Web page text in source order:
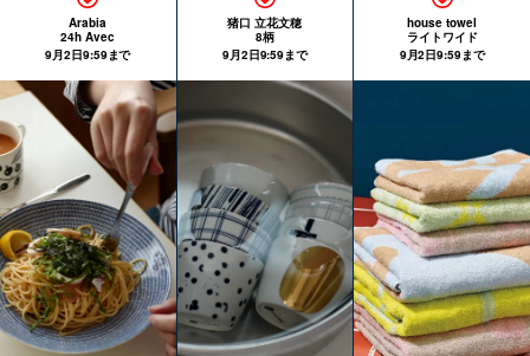
Arabia
24h Avec
9月2日9:59まで
猪口 立花文穂
8柄
9月2日9:59まで
house towel
ライトワイド
9月2日9:59まで